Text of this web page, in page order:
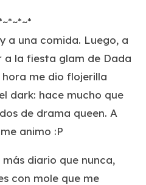
a una comida. Luego, a
la fiesta glam de Dada
me dio flojerilla
dark: hace mucho que
de drama queen. A
animo :P
diario que nunca,
con mole que me